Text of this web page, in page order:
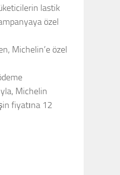
lastik
özel
Michelin’e özel
Michelin
fiyatına 12